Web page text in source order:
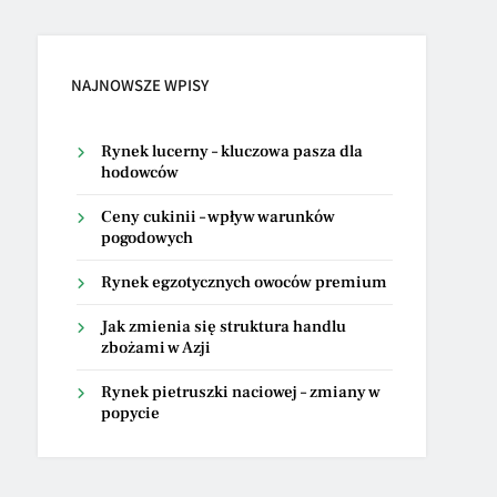
NAJNOWSZE WPISY
Rynek lucerny – kluczowa pasza dla
hodowców
Ceny cukinii – wpływ warunków
pogodowych
Rynek egzotycznych owoców premium
Jak zmienia się struktura handlu
zbożami w Azji
Rynek pietruszki naciowej – zmiany w
popycie